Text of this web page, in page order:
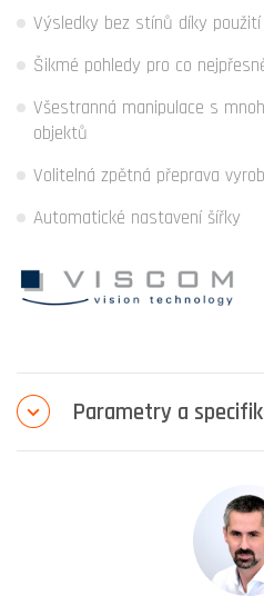
Výsledky bez stínů díky
Šikmé pohledy pro co
Všestranná manipulace s
objektů
Volitelná zpětná přeprava
Automatické nastavení šířky
Parametry a